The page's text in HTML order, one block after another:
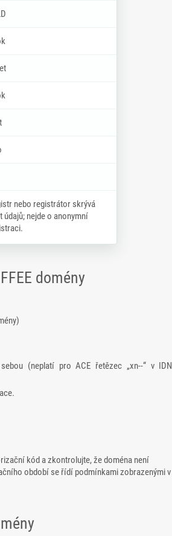
nebo registrátor skrývá
údajů; nejde o anonymní
domény
(neplatí pro ACE řetězec „xn--“ v IDN
kód a zkontrolujte, že doména není
období se řídí podmínkami zobrazenými v